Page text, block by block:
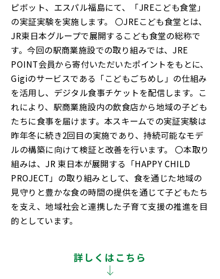
ピボット、エスパル福島にて、「JREこども食堂」
の実証実験を実施します。 〇JREこども食堂とは、
JR東日本グループで展開するこども食堂の総称で
す。今回の駅商業施設での取り組みでは、JRE
POINT会員から寄付いただいたポイントをもとに、
Gigiのサービスである「こどもごちめし」の仕組み
を活用し、デジタル食事チケットを配信します。こ
れにより、駅商業施設内の飲食店から地域の子ども
たちに食事を届けます。本スキームでの実証実験は
昨年冬に続き2回目の実施であり、持続可能なモデ
ルの構築に向けて検証と改善を行います。 〇本取り
組みは、JR 東日本が展開する「HAPPY CHILD
PROJECT」の取り組みとして、食を通じた地域の
見守りと豊かな食の時間の提供を通じて子どもたち
を支え、地域社会と連携した子育て支援の推進を目
的としています。
詳しくはこちら